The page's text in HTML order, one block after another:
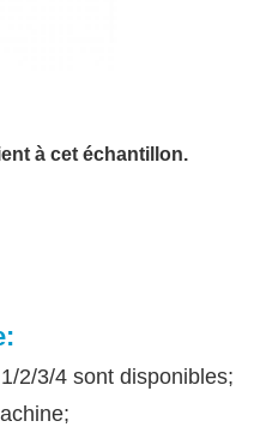
à cet échantillon.
2/3/4 sont disponibles;